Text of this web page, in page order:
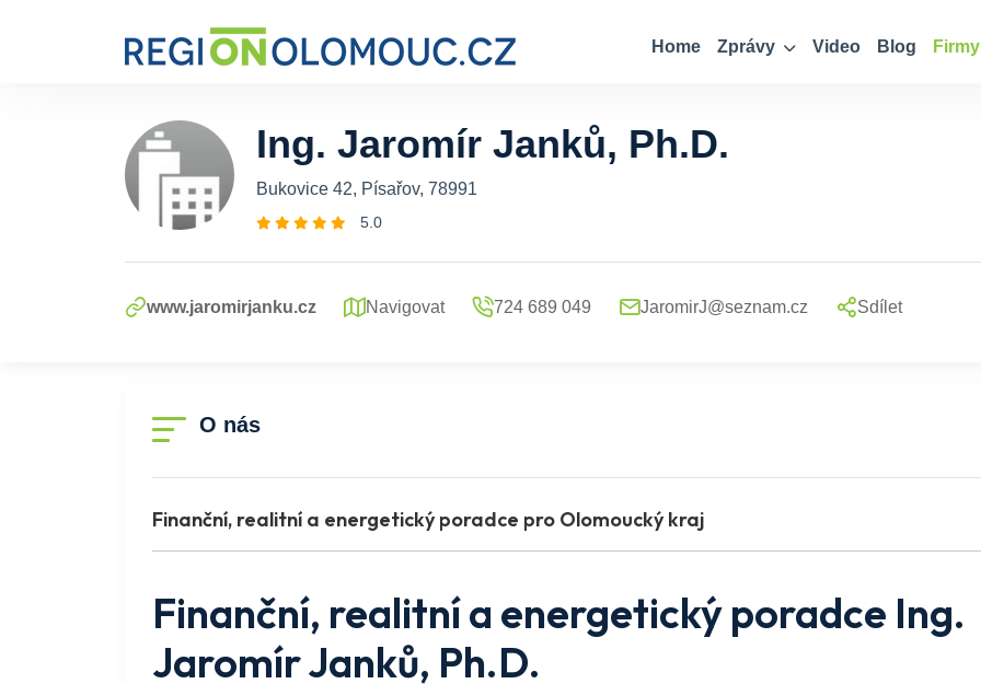
Home Zprávy Video Blog Firmy
Ing. Jaromír Janků, Ph.D.
Bukovice 42, Písařov, 78991
5.0
www.jaromirjanku.cz Navigovat 724 689 049 JaromirJ@seznam.cz Sdílet
O nás
Finanční, realitní a energetický poradce pro Olomoucký kraj
Finanční, realitní a energetický poradce Ing.
Jaromír Janků, Ph.D.